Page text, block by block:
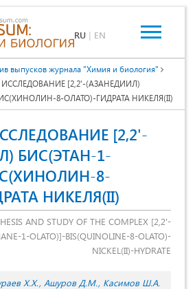
RU | EN
выпусков журнала "Химия и биология"
ИССЛЕДОВАНИЕ [2,2'-(АЗАНЕДИИЛ)
8-ОЛАТО)-ГИДРАТА НИКЕЛЯ(II)
[2,2'-
БИС(ЭТАН-1-
8-
НИКЕЛЯ(II)
AND STUDY OF THE COMPLEX [2,2'-
1-OLATO)]-BIS(QUINOLINE-8-OLATO)-
NICKEL(II)-HYDRATE
Х.Х. Ашуров Д.М. Касимов Ш.А.